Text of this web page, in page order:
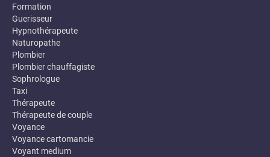
Formation
Guerisseur
Hypnothérapeute
Naturopathe
Plombier
Plombier chauffagiste
Sophrologue
Taxi
Thérapeute
Thérapeute de couple
Voyance
Voyance cartomancie
Voyant medium